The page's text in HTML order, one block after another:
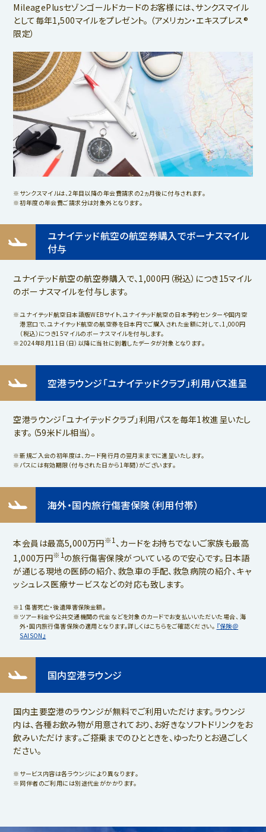
MileagePlusセゾンゴールドカードのお客様には、サンクスマイル
として毎年1,500マイルをプレゼント。 （アメリカン・エキスプレス®
限定）
サンクスマイルは、2年目以降の年会費請求の2ヵ月後に付与されます。
初年度の年会費ご請求分は対象外となります。
ユナイテッド航空の航空券購入でボーナスマイル
付与
ユナイテッド航空の航空券購入で、1,000円（税込）につき15マイル
のボーナスマイルを付与します。
ユナイテッド航空日本語版WEBサイト、ユナイテッド航空の日本予約センターや国内空
港窓口で、ユナイテッド航空の航空券を日本円でご購入された金額に対して、1,000円
（税込）につき15マイルのボーナスマイルを付与します。
2024年8月11日（日）以降に当社に到着したデータが対象となります。
空港ラウンジ「ユナイテッドクラブ」利用パス進呈
空港ラウンジ「ユナイテッドクラブ」利用パスを毎年1枚進呈いたし
ます。（59米ドル相当）。
新規ご入会の初年度は、カード発行月の翌月末までに進呈いたします。
パスには有効期限（付与された日から1年間）がございます。
海外・国内旅行傷害保険（利用付帯）
本会員は最高5,000万円※1 、カードをお持ちでないご家族も最高
1,000万円※1の旅行傷害保険がついているので安心です。日本語
が通じる現地の医師の紹介、救急車の手配、救急病院の紹介、キャ
ッシュレス医療サービスなどの対応も致します。
1 傷害死亡・後遺障害保険金額。
ツアー料金や公共交通機関の代金などを対象のカードでお支払いいただいた場合、 海
外・国内旅行傷害保険の適用となります。詳しくはこちらをご確認ください。 『保険＠
SAISON』
国内空港ラウンジ
国内主要空港のラウンジが無料でご利用いただけます。ラウンジ
内は、各種お飲み物が用意されており、お好きなソフトドリンクをお
飲みいただけます。ご搭乗までのひとときを、ゆったりとお過ごしく
ださい。
サービス内容は各ラウンジにより異なります。
同伴者のご利用には別途代金がかかります。